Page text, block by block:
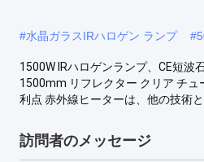
#水晶ガラスIRハロゲン ランプ #
1500W IRハロゲンランプ、CE短
1500mm リフレクター クリア チュ
利点 赤外線ヒーターは、他の技術
訪問者のメッセージ